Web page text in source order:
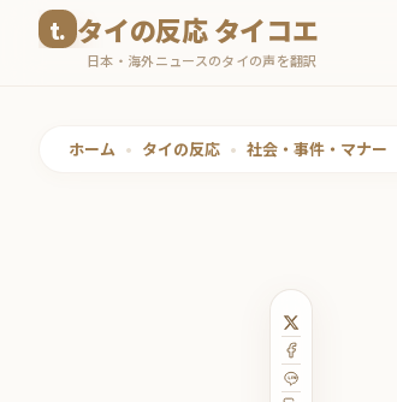
タイの反応 タイコエ
日本・海外ニュースのタイの声を翻訳
ホーム • タイの反応 • 社会・事件・マナー